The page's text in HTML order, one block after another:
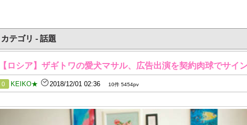
カテゴリ - 話題
【ロシア】ザギトワの愛犬マサル、広告出演を契約肉球でサイ
0 KEIKO★ 2018/12/01 02:36 10件 5454pv